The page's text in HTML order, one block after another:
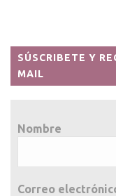
SÚSCRIBETE Y
MAIL
Nombre
Correo